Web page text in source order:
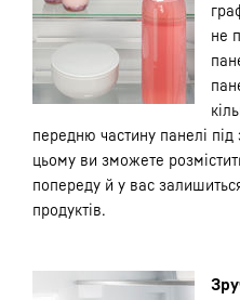
не
передню частину панелі
цьому ви зможете
попереду й у вас
продуктів.